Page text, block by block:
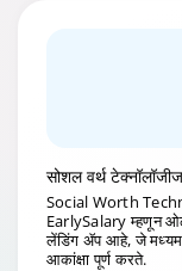
सोशल वर्थ
Social Worth
EarlySalary म्हणून
लेंडिंग ॲप आहे, जे मध्यम-
आकांक्षा पूर्ण करते.